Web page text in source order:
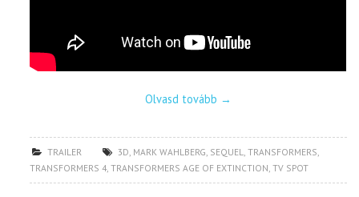
Olvasd tovább →
TRAILER 3D, MARK WAHLBERG, SEQUEL,TRANSFORMERS,
TRANSFORMERS 4,TRANSFORMERS AGE OF EXTINCTION,TV SPOT